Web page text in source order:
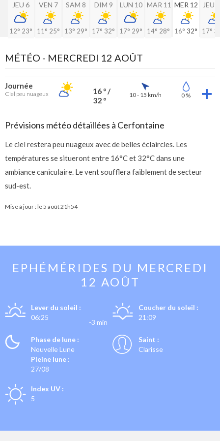
JEU 6
12° 23°
VEN 7
11° 25°
SAM 8
13° 29°
DIM 9
17° 32°
LUN 10
17° 29°
MAR 11
14° 28°
MER 12
16° 32°
JEU
17°
MÉTÉO - MERCREDI 12 AOÛT
Journée
Ciel peu nuageux
16 ° /
32 °
10 - 15 km/h 0 %
Prévisions météo détaillées à Cerfontaine
Le ciel restera peu nuageux avec de belles éclaircies. Les
températures se situeront entre 16°C et 32°C dans une
ambiance caniculaire. Le vent soufflera faiblement de secteur
sud-est.
Mise à jour : le5 août 21h54
EPHÉMÉRIDES DU MERCREDI
12 AOÛT
Lever du soleil :
06:25
-3 min
Coucher du soleil :
21:09
Phase de lune :
Nouvelle Lune
Pleine lune :
27/08
Saint :
Clarisse
Index UV :
5